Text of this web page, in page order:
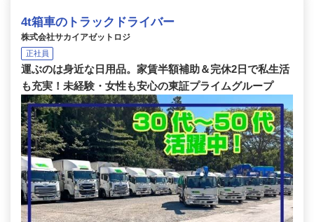
4t箱車のトラックドライバー
株式会社サカイアゼットロジ
正社員
運ぶのは身近な日用品。家賃半額補助＆完休2日で私生活
も充実！未経験・女性も安心の東証プライムグループ